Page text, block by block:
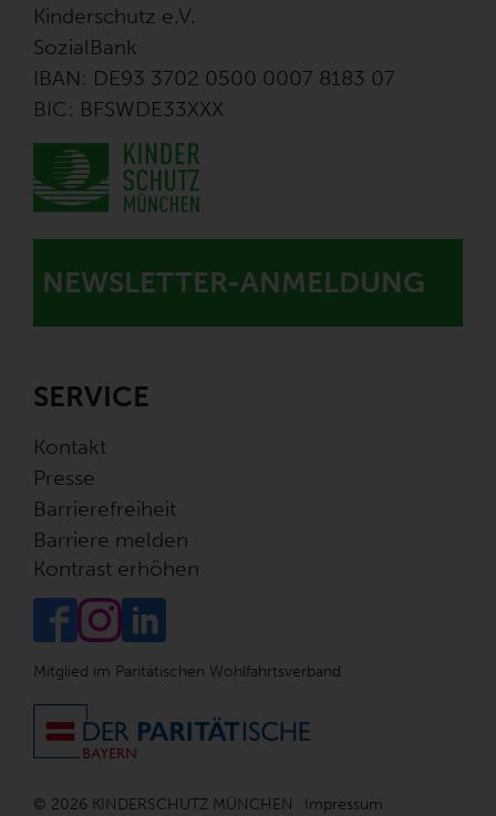
Kinderschutz e.V.
SozialBank
IBAN: DE93 3702 0500 0007 8183 07
BIC: BFSWDE33XXX
NEWSLETTER-ANMELDUNG
SERVICE
Kontakt
Presse
Barrierefreiheit
Barriere melden
Kontrast erhöhen
Mitglied im Paritätischen Wohlfahrtsverband
© 2026 KINDERSCHUTZ MÜNCHEN Impressum